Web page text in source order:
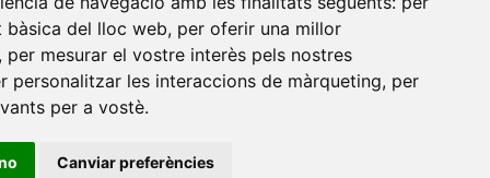
del lloc web, per oferir una millor
, per mesurar el vostre interès pels nostres
personalitzar les interaccions de màrqueting, per
per a vostè.
Canviar preferències
a
Xarxa Vives d'Universitats
Edifici Àgora
Universitat Jaume I, local 10
12071 Castelló de la Plana